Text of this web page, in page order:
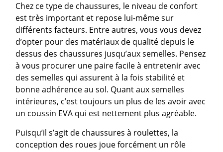
Chez ce type de chaussures, le niveau de confort
est très important et repose lui-même sur
différents facteurs. Entre autres, vous vous devez
d’opter pour des matériaux de qualité depuis le
dessus des chaussures jusqu’aux semelles. Pensez
à vous procurer une paire facile à entretenir avec
des semelles qui assurent à la fois stabilité et
bonne adhérence au sol. Quant aux semelles
intérieures, c’est toujours un plus de les avoir avec
un coussin EVA qui est nettement plus agréable.
Puisqu’il s’agit de chaussures à roulettes, la
conception des roues joue forcément un rôle